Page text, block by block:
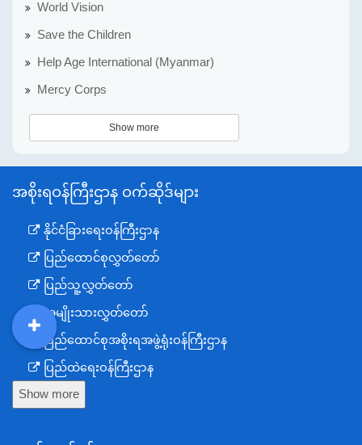
World Vision
Save the Children
Help Age International (Myanmar)
Mercy Corps
Show more
အစိုးရဝန်ကြီးဌာန ဝက်ဆိုဒ်များ
နိုင်ငံခြားရေးဝန်ကြီးဌာန
ပြည်ထောင်စုလွှတ်တော်
ပြည်သူ့လွှတ်တော်
အမျိုးသားလွှတ်တော်
ပြည်ထောင်စုအစိုးရအဖွဲ့ရုံးဝန်ကြီးဌာန
ပြည်ထဲရေးဝန်ကြီးဌာန
ကာကွယ်ရေးဝန်ကြီးဌာန
Show more
DDM